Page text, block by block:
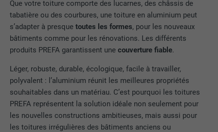
Que votre toiture comporte des lucarnes, des châssis de
tabatière ou des courbures, une toiture en aluminium peut
s’adapter à presquetoutes les formes, pour les nouveaux
bâtiments comme pour les rénovations. Les différents
produits PREFA garantissent unecouverture fiable.
Léger, robuste, durable, écologique, facile à travailler,
polyvalent : l’aluminium réunit les meilleures propriétés
souhaitables dans un matériau. C’est pourquoi les toitures
PREFA représentent la solution idéale non seulement pour
les nouvelles constructions ambitieuses, mais aussi pour
les toitures irrégulières des bâtiments anciens ou
NOM _gaexp
FOURNISSEUR Google Optimize
EXPIRATION 90 jours
UTILITÉ
Est placé afin de tester si le navigateur
autorise l'utilisation de cookies. Ne
contient aucun élément d'identification.
EXPIRATION Session
UTILITÉ
Enregistre la langue choisie par
l'utilisateur pour un site Internet.
NOM lang
FOURNISSEUR LinkedIn
EXPIRATION Session